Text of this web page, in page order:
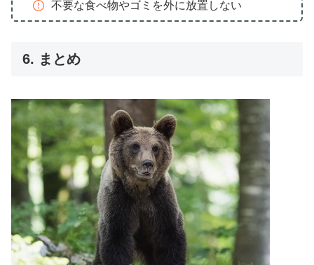
不要な食べ物やゴミを外に放置しない
6. まとめ